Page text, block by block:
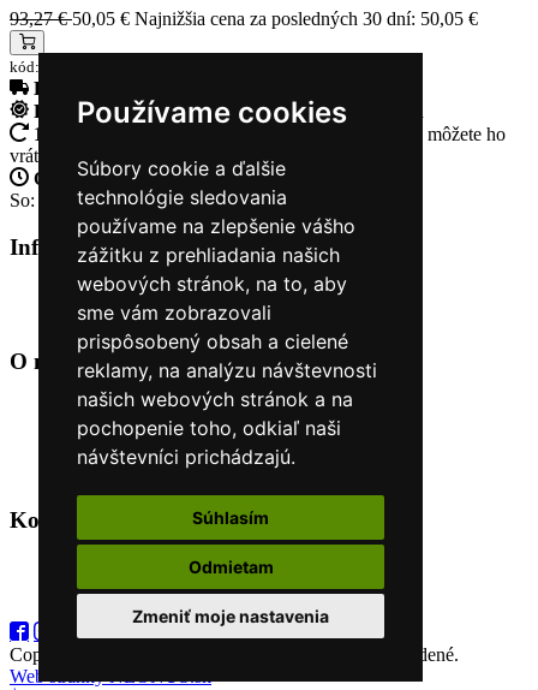
Používame cookies
Súbory cookie a ďalšie
technológie sledovania
používame na zlepšenie vášho
zážitku z prehliadania našich
webových stránok, na to, aby
sme vám zobrazovali
prispôsobený obsah a cielené
reklamy, na analýzu návštevnosti
našich webových stránok a na
pochopenie toho, odkiaľ naši
návštevníci prichádzajú.
Súhlasím
Odmietam
Zmeniť moje nastavenia
93,27 €50,05 € Najnižšia cena za posledných 30 dní: 50,05 €
kód:7519938289
Doprava zadarmo
Rýchle dodanieTovar Vám odošleme do 24 hodín
14 Dní na vrátenie tovaru
Ak Vám tovar nesadne, môžete ho
vrátiť
Otvorené celý týždeňPo - pia: 8:30 - 16:30
So: 9:00 - 12:00
Informácie+
O nás
Kontakt
O nás +
Úvod
Obchodné podmienky
Nákup na splátky cez Quatro
Odstúpiť od zmluvy TU
Kontakt
+421 915 44 15 99
eshop@horyasport.sk
Copyright (C) 2026
. Všetky práva vyhradené.
Web stránky NEONUS.sk